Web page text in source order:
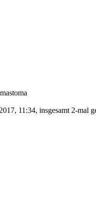
11:34, insgesamt 2-mal